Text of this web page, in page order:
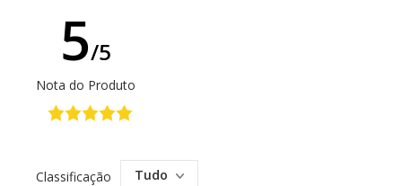
5/5
Nota do Produto
Classificação Tudo